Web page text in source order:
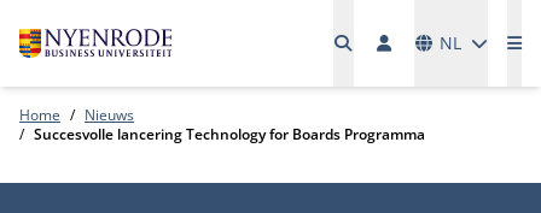
NL
Home
Nieuws
Succesvolle lancering Technology for Boards Programma